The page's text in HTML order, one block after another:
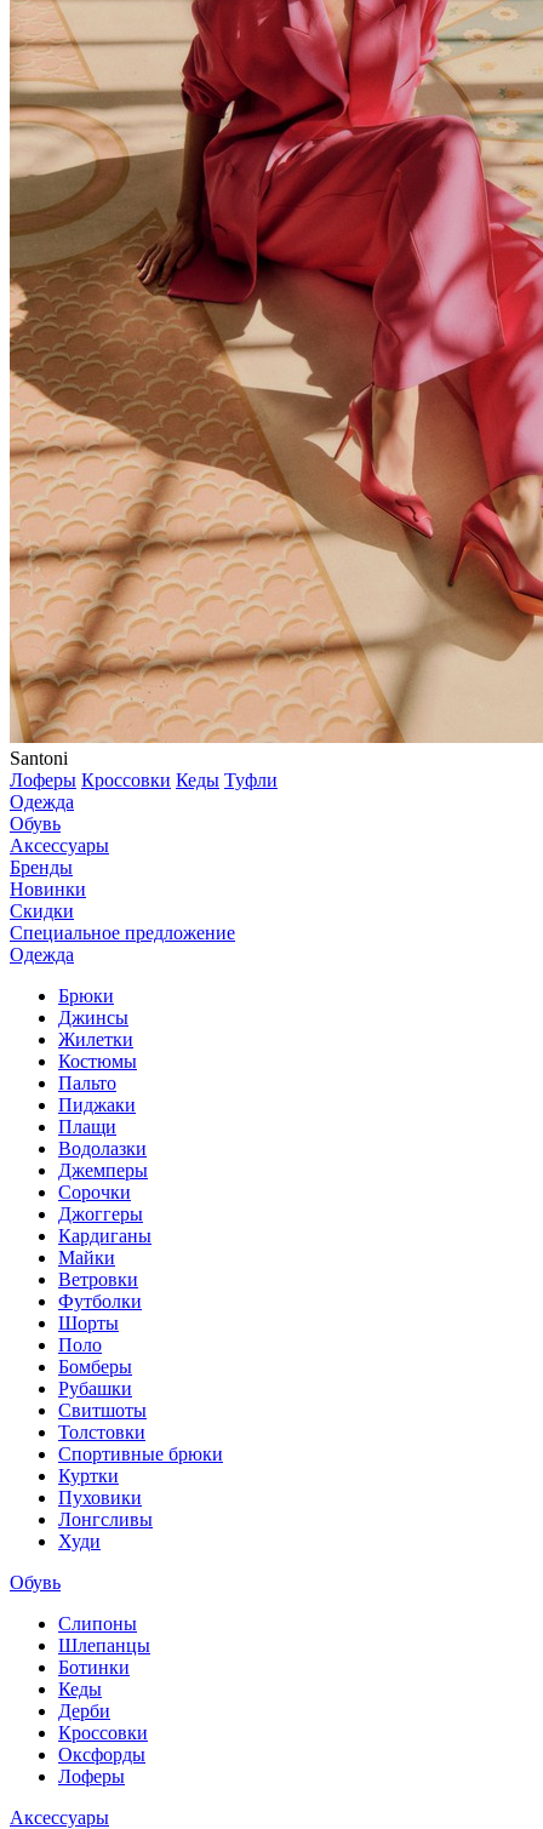
Santoni
Лоферы Кроссовки Кеды Туфли
Одежда
Обувь
Аксессуары
Бренды
Новинки
Скидки
Специальное предложение
Одежда
Брюки
Джинсы
Жилетки
Костюмы
Пальто
Пиджаки
Плащи
Водолазки
Джемперы
Сорочки
Джоггеры
Кардиганы
Майки
Ветровки
Футболки
Шорты
Поло
Бомберы
Рубашки
Свитшоты
Толстовки
Спортивные брюки
Куртки
Пуховики
Лонгсливы
Худи
Обувь
Слипоны
Шлепанцы
Ботинки
Кеды
Дерби
Кроссовки
Оксфорды
Лоферы
Аксессуары